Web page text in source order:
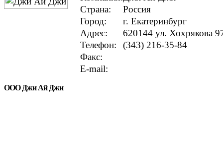
Страна:
Россия
Город:
г. Екатеринбург
Адрес:
620144 ул. Хохрякова
Телефон:
(343) 216-35-84
Факс:
E-mail:
ООО Джи Ай Джи